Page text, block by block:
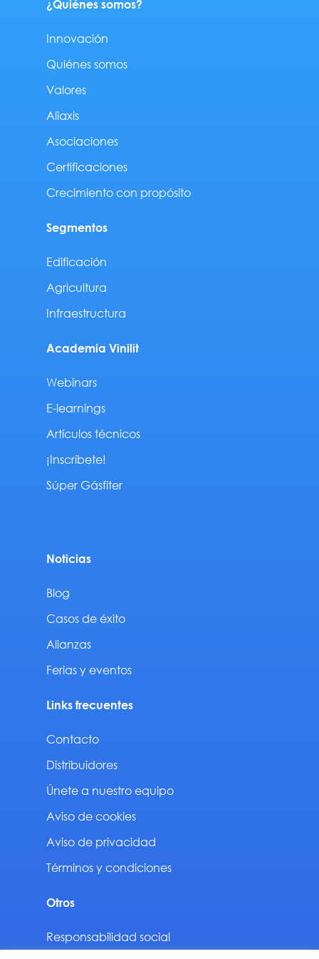
¿Quiénes somos?
Innovación
Quiénes somos
Valores
Aliaxis
Asociaciones
Certificaciones
Crecimiento con propósito
Segmentos
Edificación
Agricultura
Infraestructura
Academia Vinilit
Webinars
E-learnings
Artículos técnicos
¡Inscríbete!
Súper Gásfiter
Noticias
Blog
Casos de éxito
Alianzas
Ferias y eventos
Links frecuentes
Contacto
Distribuidores
Únete a nuestro equipo
Aviso de cookies
Aviso de privacidad
Términos y condiciones
Otros
Responsabilidad social